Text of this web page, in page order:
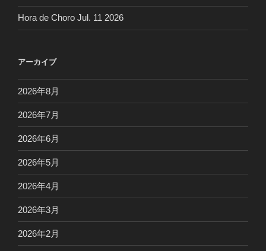
Hora de Choro Jul. 11 2026
アーカイブ
2026年8月
2026年7月
2026年6月
2026年5月
2026年4月
2026年3月
2026年2月